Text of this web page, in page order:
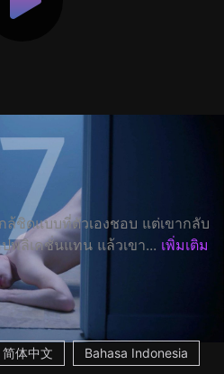
ชิดแบบที่ตัวเองชอบ แต่เขากลับ
พลิเคชั่นแทน แล้วเขา... เพิ่มเติม
简体中文 Bahasa Indonesia